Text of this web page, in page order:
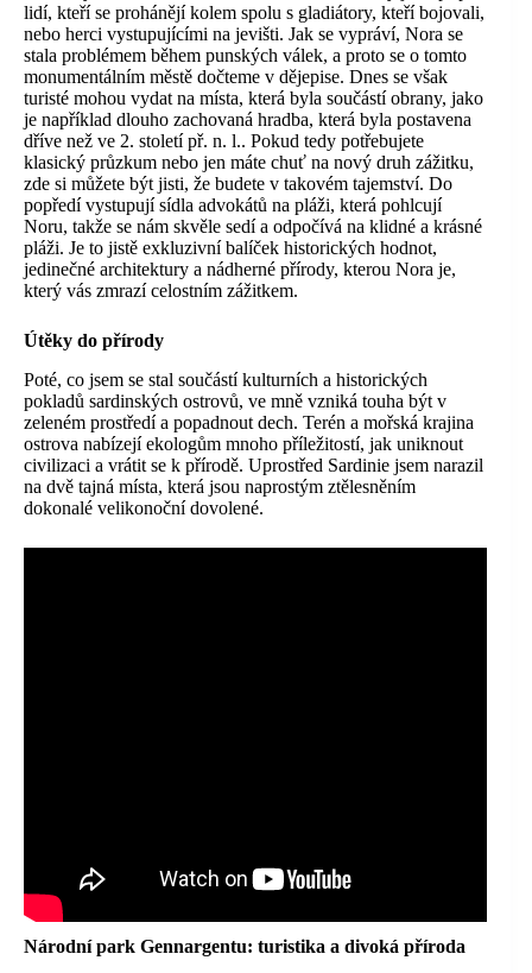
lidí, kteří se prohánějí kolem spolu s gladiátory, kteří bojovali,
nebo herci vystupujícími na jevišti. Jak se vypráví, Nora se
stala problémem během punských válek, a proto se o tomto
monumentálním městě dočteme v dějepise. Dnes se však
turisté mohou vydat na místa, která byla součástí obrany, jako
je například dlouho zachovaná hradba, která byla postavena
dříve než ve 2. století př. n. l.. Pokud tedy potřebujete
klasický průzkum nebo jen máte chuť na nový druh zážitku,
zde si můžete být jisti, že budete v takovém tajemství. Do
popředí vystupují sídla advokátů na pláži, která pohlcují
Noru, takže se nám skvěle sedí a odpočívá na klidné a krásné
pláži. Je to jistě exkluzivní balíček historických hodnot,
jedinečné architektury a nádherné přírody, kterou Nora je,
který vás zmrazí celostním zážitkem.
Útěky do přírody
Poté, co jsem se stal součástí kulturních a historických
pokladů sardinských ostrovů, ve mně vzniká touha být v
zeleném prostředí a popadnout dech. Terén a mořská krajina
ostrova nabízejí ekologům mnoho příležitostí, jak uniknout
civilizaci a vrátit se k přírodě. Uprostřed Sardinie jsem narazil
na dvě tajná místa, která jsou naprostým ztělesněním
dokonalé velikonoční dovolené.
Národní park Gennargentu: turistika a divoká příroda